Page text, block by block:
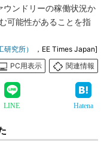
ウンドリーの稼働状況か
可能性があることを指
究所）
，EE Times Japan]
PC用表示
関連情報
LINE Hatena